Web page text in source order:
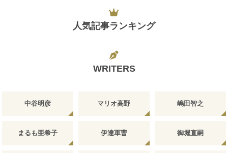
人気記事ランキング
WRITERS
中谷明彦 マリオ高野 嶋田智之
まるも亜希子 伊達軍曹 御堀直嗣